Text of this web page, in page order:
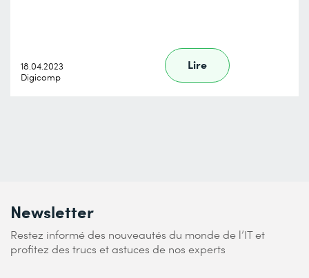
18.04.2023
Digicomp
Lire
Newsletter
Restez informé des nouveautés du monde de l’IT et
profitez des trucs et astuces de nos experts